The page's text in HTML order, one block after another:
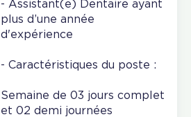
- Assistant(e) Dentaire ayant
plus d’une année
d'expérience
- Caractéristiques du poste :
Semaine de 03 jours complet
et 02 demi journées